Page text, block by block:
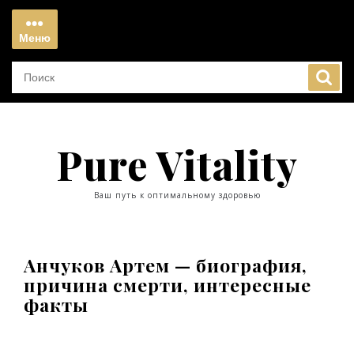
Перейти
содержимому
Меню
Меню
Pure Vitality
Ваш путь к оптимальному здоровью
Анчуков Артем — биография,
причина смерти, интересные
факты